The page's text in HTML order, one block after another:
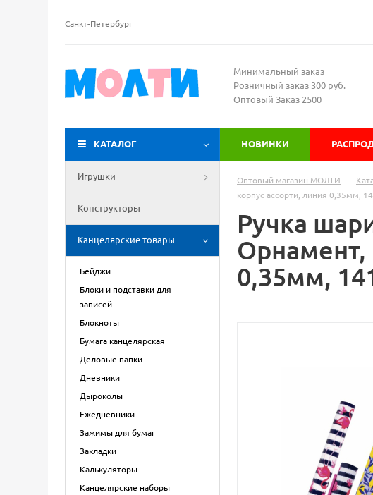
Санкт-Петербург
Минимальный заказ
Розничный заказ 300 руб.
Оптовый Заказ 2500
КАТАЛОГ НОВИНКИ
Игрушки
Конструкторы
Канцелярские товары
Бейджи
Блоки и подставки для
записей
Блокноты
Бумага канцелярская
Деловые папки
Дневники
Дыроколы
Ежедневники
Зажимы для бумаг
Закладки
Калькуляторы
Канцелярские наборы
Оптовый магазин МОЛТИ -
корпус ассорти, линия 0,35мм,
Ручка
Орнамент,
0,35мм,